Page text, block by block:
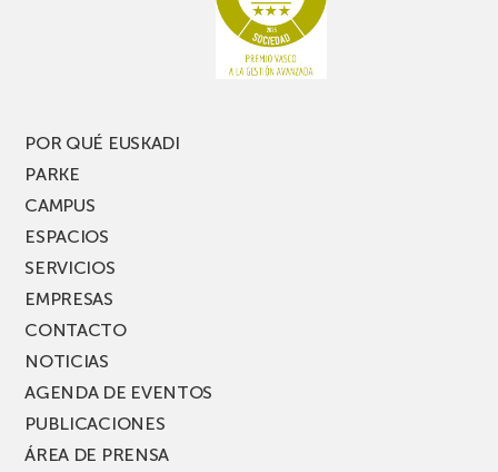
PARKEA
MUSIK
POR QUÉ EUSKADI
PARKE
CAMPUS
ESPACIOS
SERVICIOS
EMPRESAS
CONTACTO
NOTICIAS
AGENDA DE EVENTOS
PUBLICACIONES
ÁREA DE PRENSA